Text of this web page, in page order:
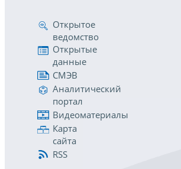
Открытое
ведомство
Открытые
данные
СМЭВ
Аналитический
портал
Видеоматериалы
Карта
сайта
RSS